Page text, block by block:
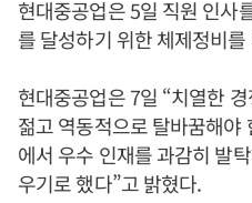
현대중공업은 5일 직원 인사
를 달성하기 위한 체제정비
현대중공업은 7일 “치열한
젊고 역동적으로 탈바꿈해야
에서 우수 인재를 과감히 발
우기로 했다”고 밝혔다.